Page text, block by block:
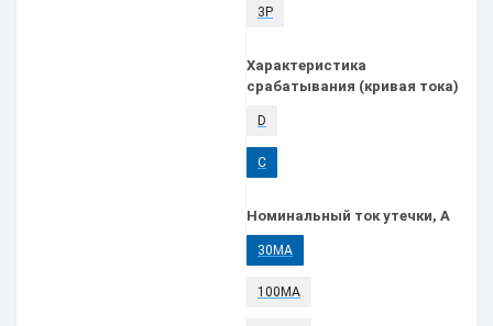
3P
Характеристика
срабатывания (кривая тока)
D
C
Номинальный ток утечки, А
30МА
100МА